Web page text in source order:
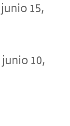
junio 15,
junio 10,